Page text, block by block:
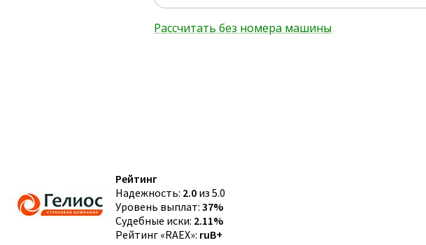
Рейтинг
Надежность: 2.0 из 5.0
Уровень выплат: 37%
Судебные иски: 2.11%
Рейтинг «RAEX»: ruB+